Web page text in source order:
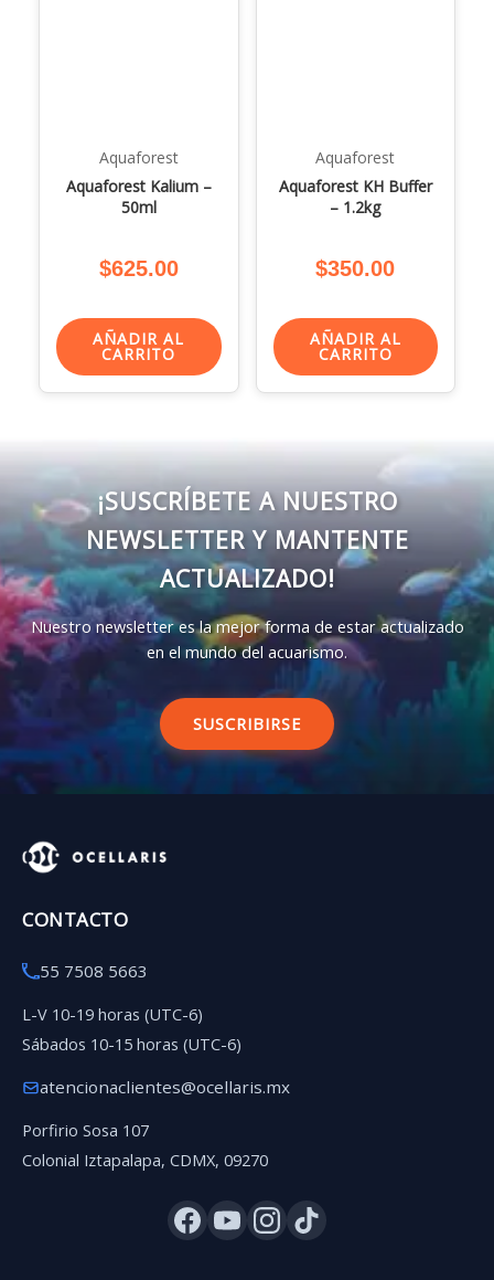
Aquaforest
Aquaforest Kalium –
50ml
$625.00
AÑADIR AL
CARRITO
Aquaforest
Aquaforest KH Buffer
– 1.2kg
$350.00
AÑADIR AL
CARRITO
¡SUSCRÍBETE A NUESTRO
NEWSLETTER Y MANTENTE
ACTUALIZADO!
Nuestro newsletter es la mejor forma de estar actualizado
en el mundo del acuarismo.
SUSCRIBIRSE
CONTACTO
55 7508 5663
L-V 10-19 horas (UTC-6)
Sábados 10-15 horas (UTC-6)
atencionaclientes@ocellaris.mx
Porfirio Sosa 107
Colonial Iztapalapa, CDMX, 09270